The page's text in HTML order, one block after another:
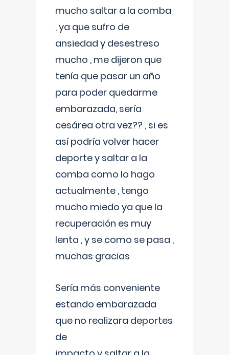
mucho saltar a la comba
, ya que sufro de
ansiedad y desestreso
mucho , me dijeron que
tenía que pasar un año
para poder quedarme
embarazada, sería
cesárea otra vez?? , si es
así podría volver hacer
deporte y saltar a la
comba como lo hago
actualmente , tengo
mucho miedo ya que la
recuperación es muy
lenta , y se como se pasa ,
muchas gracias
Sería más conveniente
estando embarazada
que no realizara deportes
de